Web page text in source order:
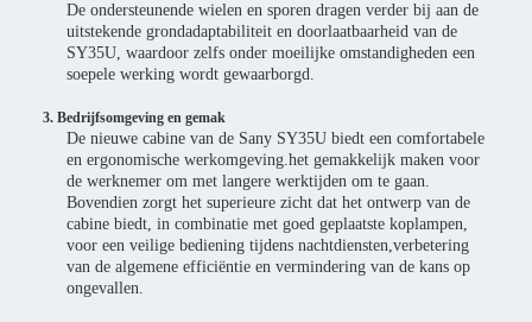
De ondersteunende wielen en sporen dragen verder bij aan de
uitstekende grondadaptabiliteit en doorlaatbaarheid van de
SY35U, waardoor zelfs onder moeilijke omstandigheden een
soepele werking wordt gewaarborgd.
3. Bedrijfsomgeving en gemak
De nieuwe cabine van de Sany SY35U biedt een comfortabele
en ergonomische werkomgeving.het gemakkelijk maken voor
de werknemer om met langere werktijden om te gaan.
Bovendien zorgt het superieure zicht dat het ontwerp van de
cabine biedt, in combinatie met goed geplaatste koplampen,
voor een veilige bediening tijdens nachtdiensten,verbetering
van de algemene efficiëntie en vermindering van de kans op
ongevallen.